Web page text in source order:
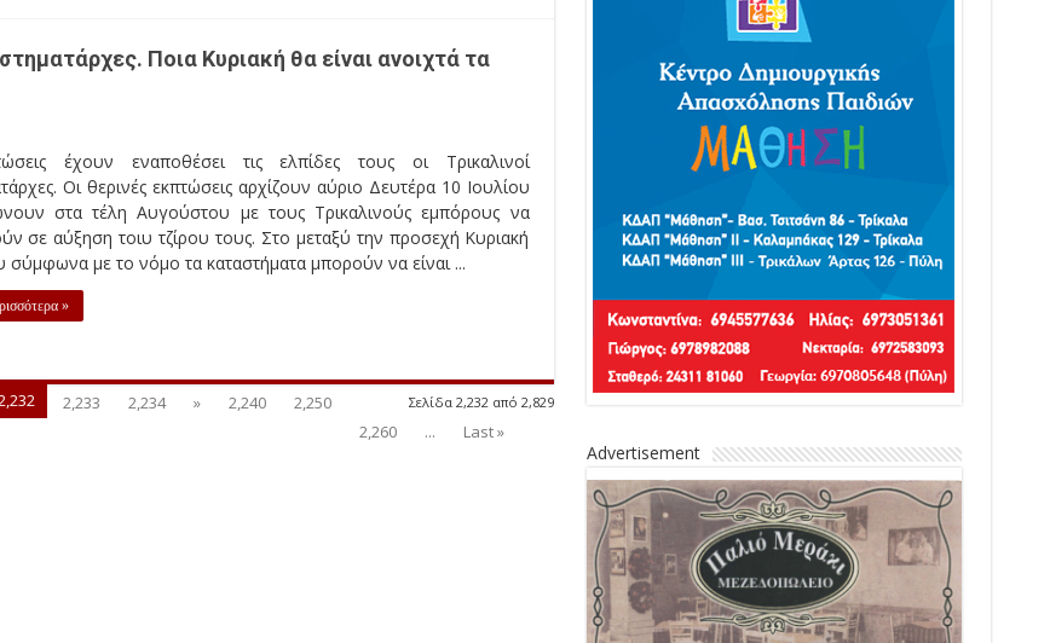
Ποια Κυριακή θα είναι ανοιχτά τα
έχουν εναποθέσει τις ελπίδες τους οι Τρικαλινοί
Οι θερινές εκπτώσεις αρχίζουν αύριο Δευτέρα 10 Ιουλίου
στα τέλη Αυγούστου με τους Τρικαλινούς εμπόρους να
σε αύξηση τοιυ τζίρου τους. Στο μεταξύ την προσεχή Κυριακή
σύμφωνα με το νόμο τα καταστήματα μπορούν να είναι ...
»
Σελίδα 2,232 από 2,829
2,233 2,234 » 2,240
2,250
2,260
... Last »
Advertisement